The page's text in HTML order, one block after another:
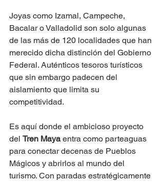
Joyas como Izamal, Campeche,
Bacalar o Valladolid son solo algunas
de las más de 120 localidades que han
merecido dicha distinción del Gobierno
Federal. Auténticos tesoros turísticos
que sin embargo padecen del
aislamiento que limita su
competitividad.
Es aquí donde el ambicioso proyecto
del Tren Maya entra como parteaguas
para conectar decenas de Pueblos
Mágicos y abrirlos al mundo del
turismo. Con paradas estratégicamente